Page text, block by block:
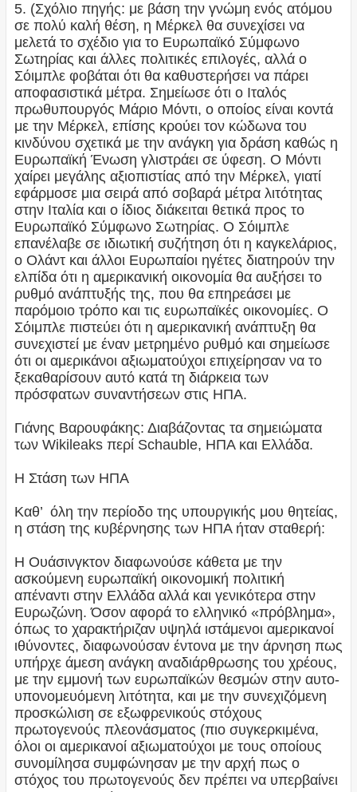
5. (Σχόλιο πηγής: με βάση την γνώμη ενός ατόμου
σε πολύ καλή θέση, η Μέρκελ θα συνεχίσει να
μελετά το σχέδιο για το Ευρωπαϊκό Σύμφωνο
Σωτηρίας και άλλες πολιτικές επιλογές, αλλά ο
Σόιμπλε φοβάται ότι θα καθυστερήσει να πάρει
αποφασιστικά μέτρα. Σημείωσε ότι ο Ιταλός
πρωθυπουργός Μάριο Μόντι, ο οποίος είναι κοντά
με την Μέρκελ, επίσης κρούει τον κώδωνα του
κινδύνου σχετικά με την ανάγκη για δράση καθώς η
Ευρωπαϊκή Ένωση γλιστράει σε ύφεση. Ο Μόντι
χαίρει μεγάλης αξιοπιστίας από την Μέρκελ, γιατί
εφάρμοσε μια σειρά από σοβαρά μέτρα λιτότητας
στην Ιταλία και ο ίδιος διάκειται θετικά προς το
Ευρωπαϊκό Σύμφωνο Σωτηρίας. Ο Σόιμπλε
επανέλαβε σε ιδιωτική συζήτηση ότι η καγκελάριος,
ο Ολάντ και άλλοι Ευρωπαίοι ηγέτες διατηρούν την
ελπίδα ότι η αμερικανική οικονομία θα αυξήσει το
ρυθμό ανάπτυξής της, που θα επηρεάσει με
παρόμοιο τρόπο και τις ευρωπαϊκές οικονομίες. Ο
Σόιμπλε πιστεύει ότι η αμερικανική ανάπτυξη θα
συνεχιστεί με έναν μετρημένο ρυθμό και σημείωσε
ότι οι αμερικάνοι αξιωματούχοι επιχείρησαν να το
ξεκαθαρίσουν αυτό κατά τη διάρκεια των
πρόσφατων συναντήσεων στις ΗΠΑ.
Γιάνης Βαρουφάκης: Διαβάζοντας τα σημειώματα
των Wikileaks περί Schauble, ΗΠΑ και Ελλάδα.
Η Στάση των ΗΠΑ
Καθ’ όλη την περίοδο της υπουργικής μου θητείας,
η στάση της κυβέρνησης των ΗΠΑ ήταν σταθερή:
Η Ουάσινγκτον διαφωνούσε κάθετα με την
ασκούμενη ευρωπαϊκή οικονομική πολιτική
απέναντι στην Ελλάδα αλλά και γενικότερα στην
Ευρωζώνη. Όσον αφορά το ελληνικό «πρόβλημα»,
όπως το χαρακτήριζαν υψηλά ιστάμενοι αμερικανοί
ιθύνοντες, διαφωνούσαν έντονα με την άρνηση πως
υπήρχε άμεση ανάγκη αναδιάρθρωσης του χρέους,
με την εμμονή των ευρωπαϊκών θεσμών στην αυτο-
υπονομευόμενη λιτότητα, και με την συνεχιζόμενη
προσκώλιση σε εξωφρενικούς στόχους
πρωτογενούς πλεονάσματος (πιο συγκερκιμένα,
όλοι οι αμερικανοί αξιωματούχοι με τους οποίους
συνομίλησα συμφώνησαν με την αρχή πως ο
στόχος του πρωτογενούς δεν πρέπει να υπερβαίνει